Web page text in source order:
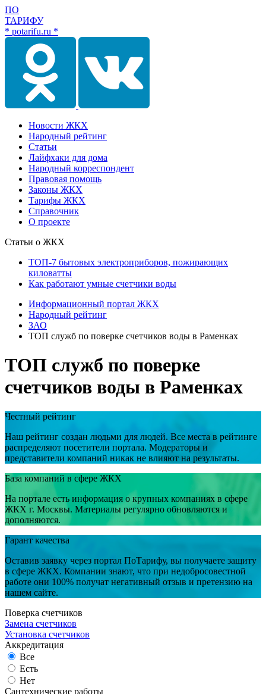
ПО
ТАРИФУ
* potarifu.ru *
Новости ЖКХ
Народный рейтинг
Статьи
Лайфхаки для дома
Народный корреспондент
Правовая помощь
Законы ЖКХ
Тарифы ЖКХ
Справочник
О проекте
Статьи о ЖКХ
ТОП-7 бытовых электроприборов, пожирающих
киловатты
Как работают умные счетчики воды
Информационный портал ЖКХ
Народный рейтинг
ЗАО
ТОП служб по поверке счетчиков воды в Раменках
ТОП служб по поверке
счетчиков воды в Раменках
Честный рейтинг
Наш рейтинг создан людьми для людей. Все места в рейтинге
распределяют посетители портала. Модераторы и
представители компаний никак не влияют на результаты.
База компаний в сфере ЖКХ
На портале есть информация о крупных компаниях в сфере
ЖКХ г. Москвы. Материалы регулярно обновляются и
дополняются.
Гарант качества
Оставив заявку через портал ПоТарифу, вы получаете защиту
в сфере ЖКХ. Компании знают, что при недобросовестной
работе они 100% получат негативный отзыв и претензию на
нашем сайте.
Поверка счетчиков
Замена счетчиков
Установка счетчиков
Аккредитация
Все
Есть
Нет
Сантехнические работы